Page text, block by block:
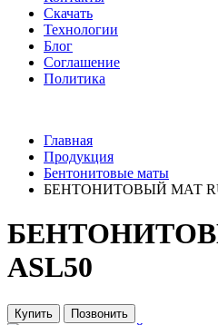
Скачать
Технологии
Блог
Соглашение
Политика
Главная
Продукция
Бентонитовые маты
БЕНТОНИТОВЫЙ МАТ
ASL50
Купить Позвонить